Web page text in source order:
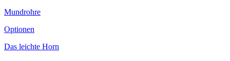
Mundrohre
Optionen
Das leichte Horn